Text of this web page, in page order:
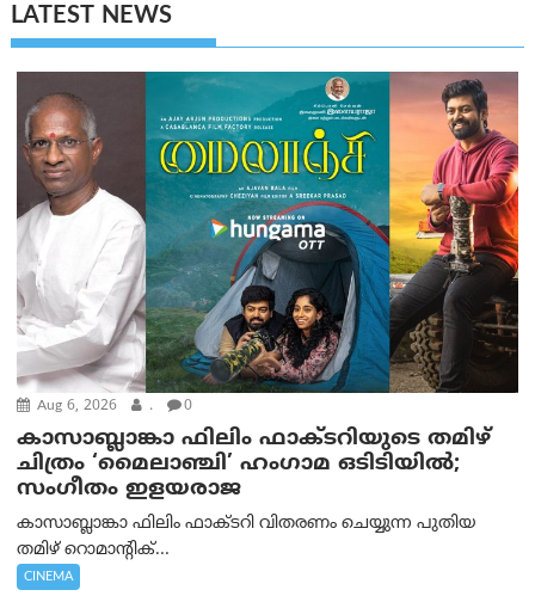
LATEST NEWS
Aug 6, 2026 . 0
കാസാബ്ലാങ്കാ ഫിലിം ഫാക്ടറിയുടെ തമിഴ്
ചിത്രം ‘മൈലാഞ്ചി’ ഹംഗാമ ഒടിടിയിൽ;
സംഗീതം ഇളയരാജ
കാസാബ്ലാങ്കാ ഫിലിം ഫാക്ടറി വിതരണം ചെയ്യുന്ന പുതിയ
തമിഴ് റൊമാന്റിക്...
CINEMA